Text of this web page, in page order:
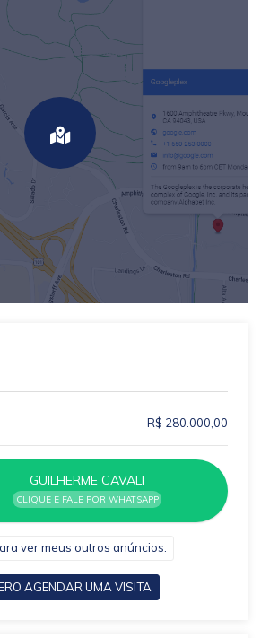
R$ 280.000,00
GUILHERME CAVALI
CLIQUE E FALE POR WHATSAPP
ver meus outros anúncios.
AGENDAR UMA VISITA
VOLTAR